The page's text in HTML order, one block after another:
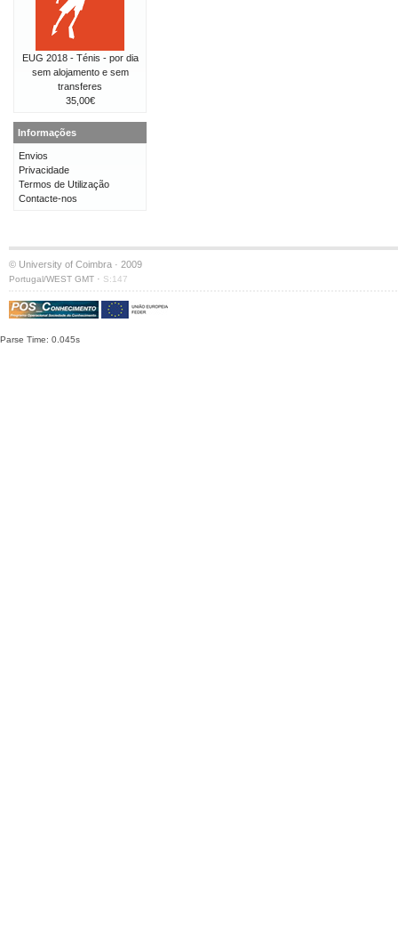
EUG 2018 - Ténis - por dia
sem alojamento e sem
transferes
35,00€
Informações
Envios
Privacidade
Termos de Utilização
Contacte-nos
© University of Coimbra · 2009
Portugal/WEST GMT · S:147
Parse Time: 0.045s